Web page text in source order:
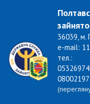
36039, м.
e-mail:
тел.: